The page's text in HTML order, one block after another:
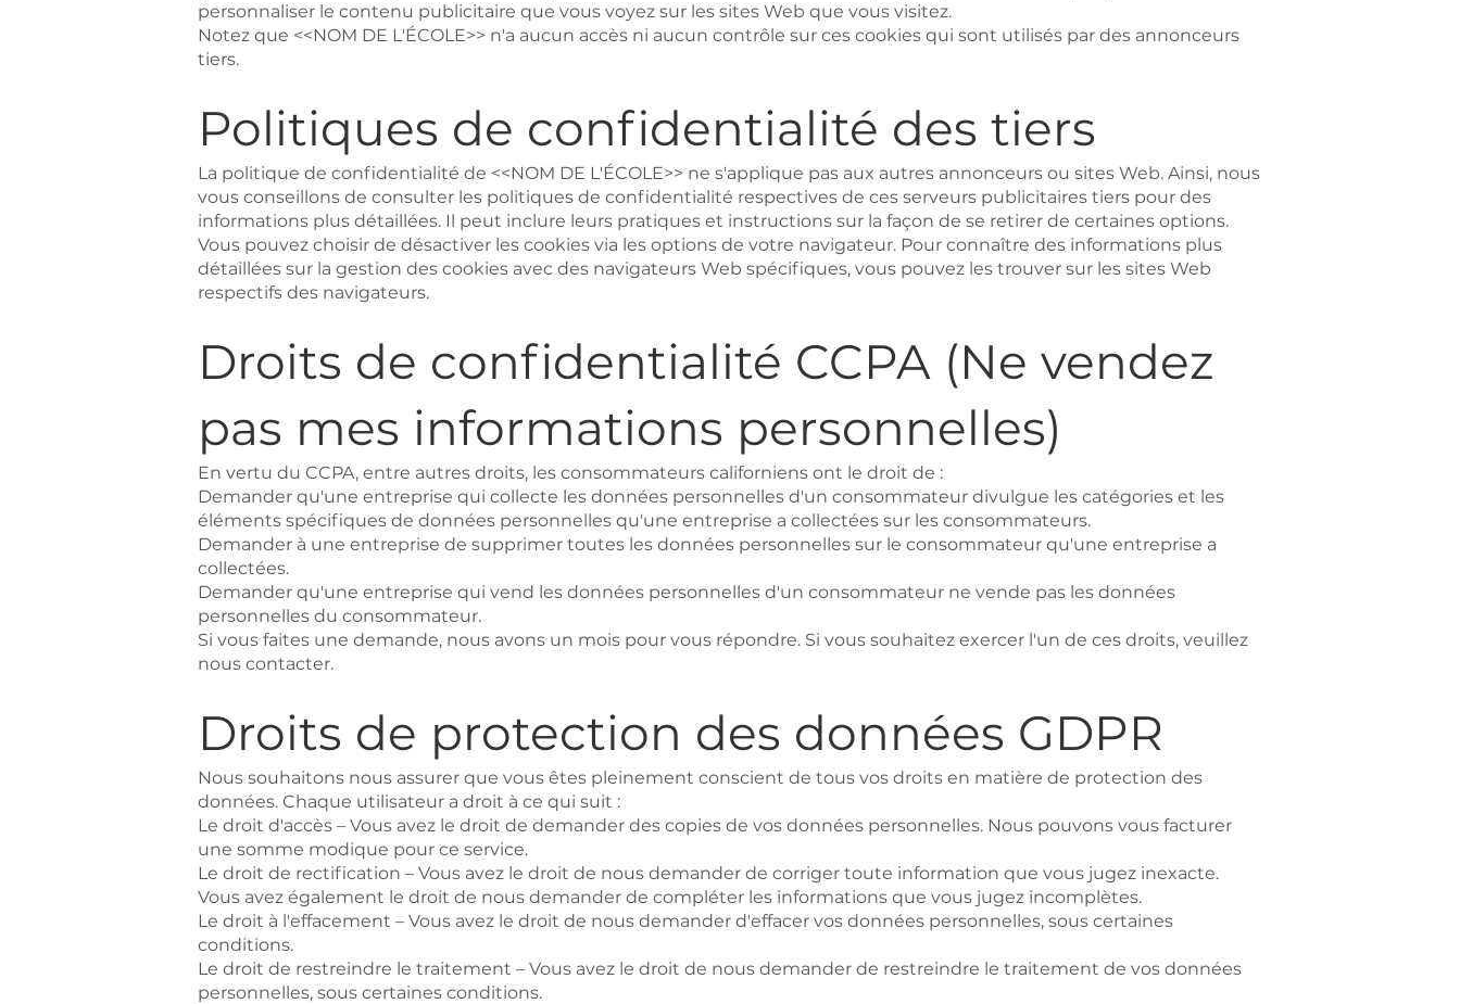
personnaliser le contenu publicitaire que vous voyez sur les sites Web que vous visitez.
Notez que <<NOM DE L'ÉCOLE>> n'a aucun accès ni aucun contrôle sur ces cookies qui sont utilisés par des annonceurs
tiers.
Politiques de confidentialité des tiers
La politique de confidentialité de <<NOM DE L'ÉCOLE>> ne s'applique pas aux autres annonceurs ou sites Web. Ainsi, nous
vous conseillons de consulter les politiques de confidentialité respectives de ces serveurs publicitaires tiers pour des
informations plus détaillées. Il peut inclure leurs pratiques et instructions sur la façon de se retirer de certaines options.
Vous pouvez choisir de désactiver les cookies via les options de votre navigateur. Pour connaître des informations plus
détaillées sur la gestion des cookies avec des navigateurs Web spécifiques, vous pouvez les trouver sur les sites Web
respectifs des navigateurs.
Droits de confidentialité CCPA (Ne vendez
pas mes informations personnelles)
En vertu du CCPA, entre autres droits, les consommateurs californiens ont le droit de :
Demander qu'une entreprise qui collecte les données personnelles d'un consommateur divulgue les catégories et les
éléments spécifiques de données personnelles qu'une entreprise a collectées sur les consommateurs.
Demander à une entreprise de supprimer toutes les données personnelles sur le consommateur qu'une entreprise a
collectées.
Demander qu'une entreprise qui vend les données personnelles d'un consommateur ne vende pas les données
personnelles du consommateur.
Si vous faites une demande, nous avons un mois pour vous répondre. Si vous souhaitez exercer l'un de ces droits, veuillez
nous contacter.
Droits de protection des données GDPR
Nous souhaitons nous assurer que vous êtes pleinement conscient de tous vos droits en matière de protection des
données. Chaque utilisateur a droit à ce qui suit :
Le droit d'accès – Vous avez le droit de demander des copies de vos données personnelles. Nous pouvons vous facturer
une somme modique pour ce service.
Le droit de rectification – Vous avez le droit de nous demander de corriger toute information que vous jugez inexacte.
Vous avez également le droit de nous demander de compléter les informations que vous jugez incomplètes.
Le droit à l'effacement – Vous avez le droit de nous demander d'effacer vos données personnelles, sous certaines
conditions.
Le droit de restreindre le traitement – Vous avez le droit de nous demander de restreindre le traitement de vos données
personnelles, sous certaines conditions.